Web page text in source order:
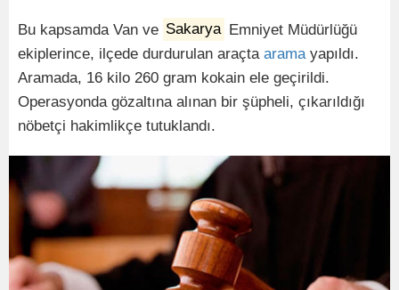
Bu kapsamda Van ve Sakarya Emniyet Müdürlüğü
ekiplerince, ilçede durdurulan araçta arama yapıldı.
Aramada, 16 kilo 260 gram kokain ele geçirildi.
Operasyonda gözaltına alınan bir şüpheli, çıkarıldığı
nöbetçi hakimlikçe tutuklandı.